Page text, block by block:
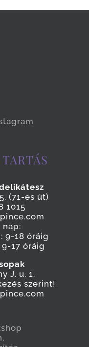
(71-es út)
1015
9-18 óráig
17 óráig
J. u. 1.
szerint!